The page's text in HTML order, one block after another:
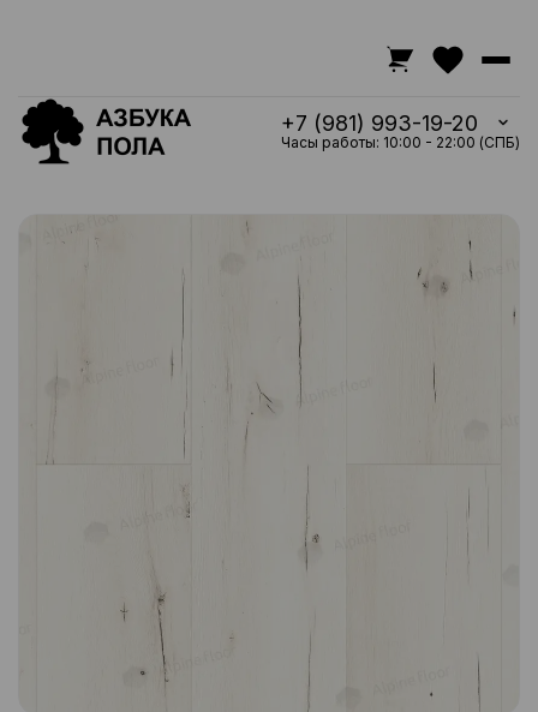
+7 (981) 993-19-20
Часы работы: 10:00 - 22:00 (СПБ)